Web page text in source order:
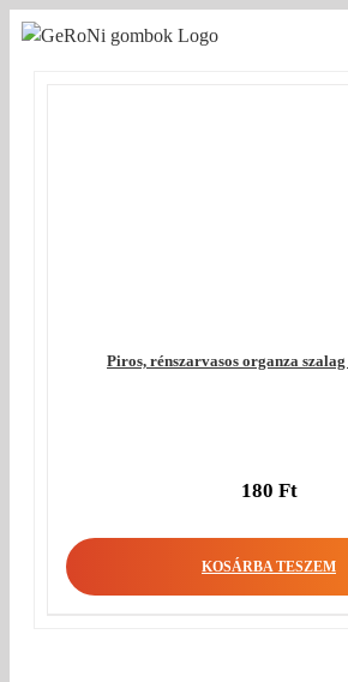
Kihagyás
Piros, rénszarvasos organza
180 Ft
KOSÁRBA TESZEM